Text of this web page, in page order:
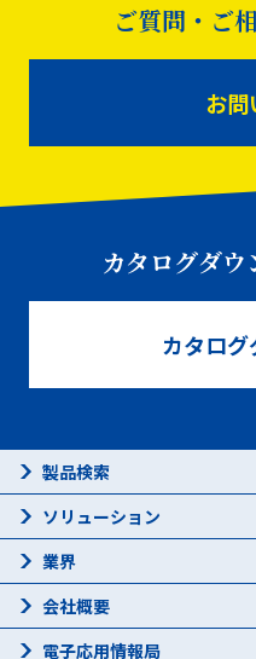
ご質問・ご
お問
カタログダ
カタロ
製品検索
ソリューション
業界
会社概要
電子応用情報局